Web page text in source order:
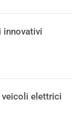
innovativi
elettrici